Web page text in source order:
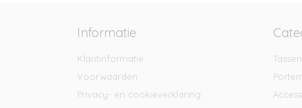
Informatie
Klantinformatie
Voorwaarden
Privacy- en cookieverklaring
Tassen